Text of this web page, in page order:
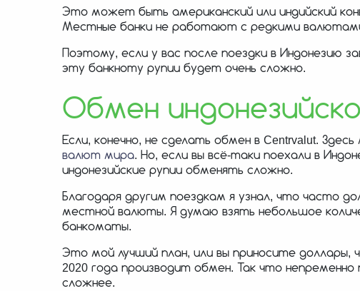
Это может быть американский или индийский
Местные банки не работают с редкими
Поэтому, если у вас после поездки в Индонезию
эту банкноту рупии будет очень сложно.
Обмен
Если, конечно, не сделать обмен в Centrvalut.
валют мира. Но, если вы всё-таки поехали в
индонезийские рупии обменять сложно.
Благодаря другим поездкам я узнал, что часто
местной валюты. Я думаю взять небольшое
банкоматы.
Это мой лучший план, или вы приносите
2020 года производит обмен. Так что
сложнее.